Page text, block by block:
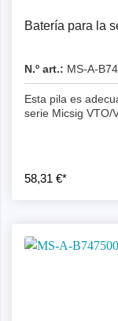
Batería para la
N.º art.: MS-A-
Esta pila es
serie Micsig VTO/
58,31 €*